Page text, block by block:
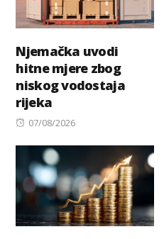
Njemačka uvodi
hitne mjere zbog
niskog vodostaja
rijeka
Posted
07/08/2026